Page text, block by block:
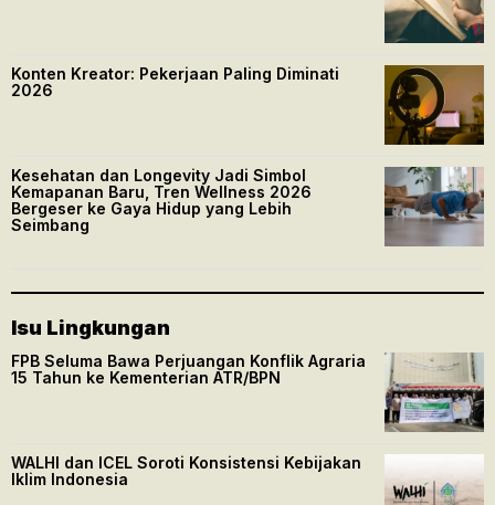
Konten Kreator: Pekerjaan Paling Diminati
2026
Kesehatan dan Longevity Jadi Simbol
Kemapanan Baru, Tren Wellness 2026
Bergeser ke Gaya Hidup yang Lebih
Seimbang
Isu Lingkungan
FPB Seluma Bawa Perjuangan Konflik Agraria
15 Tahun ke Kementerian ATR/BPN
WALHI dan ICEL Soroti Konsistensi Kebijakan
Iklim Indonesia